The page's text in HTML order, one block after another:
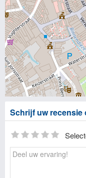
Schrijf uw recensie